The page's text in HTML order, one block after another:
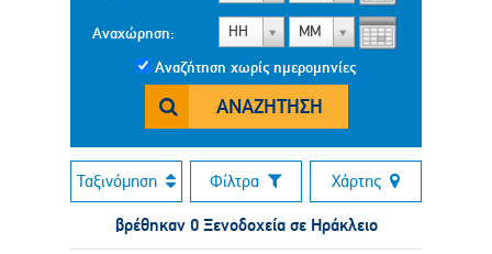
Αναχώρηση: ΗΗ ΜΜ
Αναζήτηση χωρίς ημερομηνίες
ΑΝΑΖΉΤΗΣΗ
Ταξινόμηση Φίλτρα Χάρτης
βρέθηκαν 0 Ξενοδοχεία σε Ηράκλειο